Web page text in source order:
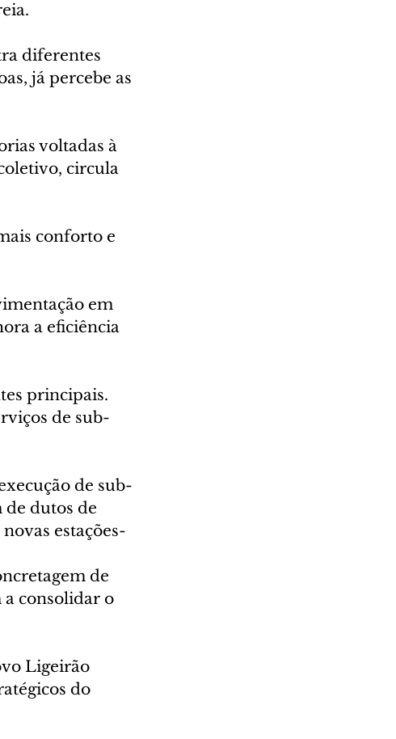
diferentes
já percebe as
voltadas à
circula
conforto e
em
a eficiência
principais.
de sub-
de sub-
de dutos de
estações-
de
a consolidar o
Ligeirão
do